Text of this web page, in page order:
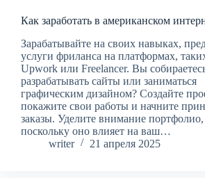
Как заработать в американском
Зарабатывайте на своих навыках,
услуги фриланса на платформах,
Upwork или Freelancer. Вы
разрабатывать сайты или заниматься
графическим дизайном? Создайте
покажите свои работы и начните
заказы. Уделите внимание портфолио,
поскольку оно влияет на ваш…
writer
21 апреля 2025